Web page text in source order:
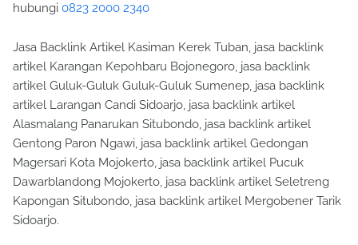
hubungi 0823 2000 2340
Jasa Backlink Artikel Kasiman Kerek Tuban, jasa backlink
artikel Karangan Kepohbaru Bojonegoro, jasa backlink
artikel Guluk-Guluk Guluk-Guluk Sumenep, jasa backlink
artikel Larangan Candi Sidoarjo, jasa backlink artikel
Alasmalang Panarukan Situbondo, jasa backlink artikel
Gentong Paron Ngawi, jasa backlink artikel Gedongan
Magersari Kota Mojokerto, jasa backlink artikel Pucuk
Dawarblandong Mojokerto, jasa backlink artikel Seletreng
Kapongan Situbondo, jasa backlink artikel Mergobener Tarik
Sidoarjo.